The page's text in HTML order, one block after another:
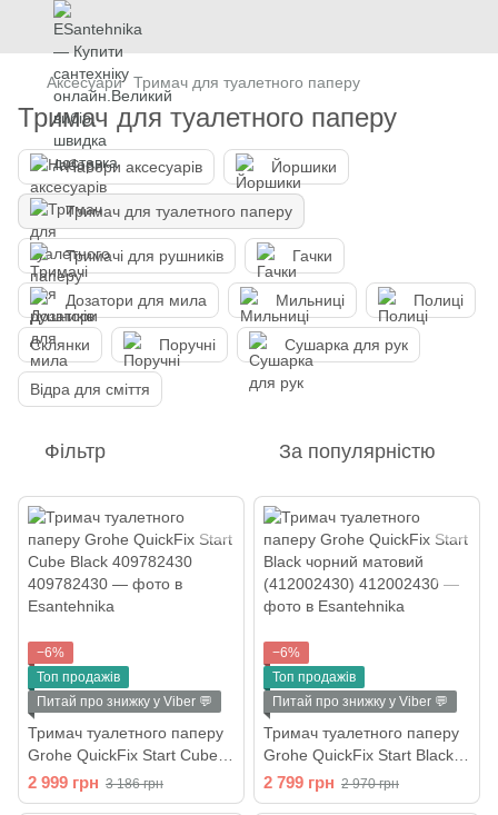
Аксесуари Тримач для туалетного паперу
Тримач для туалетного паперу
Набори аксесуарів Йоршики
Тримач для туалетного паперу
Тримачі для рушників Гачки
Дозатори для мила Мильниці Полиці
Склянки Поручні Сушарка для рук
Відра для сміття
Фільтр За популярністю
−6%
Топ продажів
Питай про знижку у Viber 💬
Тримач туалетного паперу
Grohe QuickFix Start Cube
Black 409782430
2 999 грн 3 186 грн
−6%
Топ продажів
Питай про знижку у Viber 💬
Тримач туалетного паперу
Grohe QuickFix Start Black
чорний матовий
(412002430)
2 799 грн 2 970 грн